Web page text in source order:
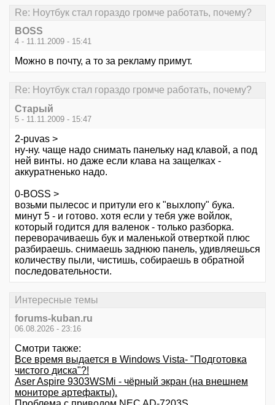
Re: Ноутбук стал гораздо громче работать, почему?
BOSS
4 - 11.11.2009 - 15:41
Можно в почту, а то за рекламу примут.
Re: Ноутбук стал гораздо громче работать, почему?
Старый
5 - 11.11.2009 - 15:47
2-puvas >
ну-ну. чаще надо снимать панельку над клавой, а под
ней винты. но даже если клава на защелках -
аккуратненько надо.
0-BOSS >
возьми пылесос и притули его к "выхлопу" бука.
минут 5 - и готово. хотя если у тебя уже войлок,
который годится для валенок - только разборка.
переворачиваешь бук и маленькой отверткой плюс
разбираешь. снимаешь заднюю панель, удивляешься
количеству пыли, чистишь, собираешь в обратной
последовательности.
Интересные темы
forums-kuban.ru
06.08.2026 - 23:16
Смотри также:
Все время выдается в Windows Vista- "Подготовка
чистого диска"?!
Aser Aspire 9303WSMi - чёрный экран (на внешнем
мониторе артефакты).